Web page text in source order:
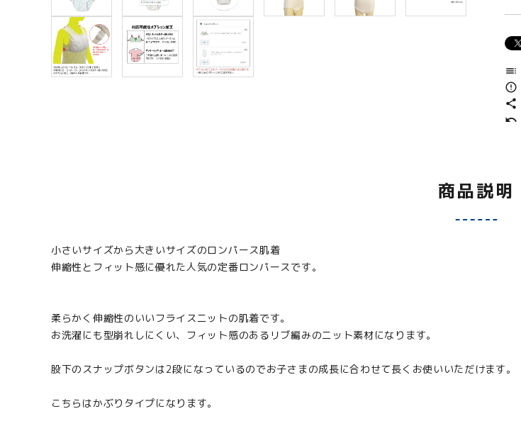
toc
error_outline
share
undo
商品説明
小さいサイズから大きいサイズのロンパース肌着
伸縮性とフィット感に優れた人気の定番ロンパースです。
柔らかく伸縮性のいいフライスニットの肌着です。
お洗濯にも型崩れしにくい、フィット感のあるリブ編みのニット素材になります。
股下のスナップボタンは2段になっているのでお子さまの成長に合わせて長くお使いいただけます。
こちらはかぶりタイプになります。